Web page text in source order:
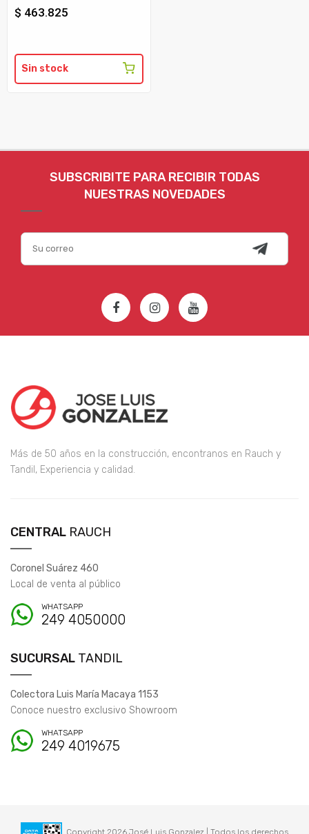
$ 463.825
Sin stock
SUBSCRIBITE PARA RECIBIR TODAS
NUESTRAS NOVEDADES
Más de 50 años en la construcción, encontranos en Rauch y
Tandil, Experiencia y calidad.
CENTRAL RAUCH
Coronel Suárez 460
Local de venta al público
WHATSAPP
249 4050000
SUCURSAL TANDIL
Colectora Luis María Macaya 1153
Conoce nuestro exclusivo Showroom
WHATSAPP
249 4019675
Copyright 2026 José Luis Gonzalez | Todos los derechos